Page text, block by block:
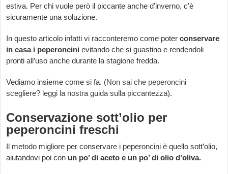
estiva. Per chi vuole però il piccante anche d’inverno, c’è
sicuramente una soluzione.
In questo articolo infatti vi racconteremo come poterconservare
in casa i peperoncini evitando che si guastino e rendendoli
pronti all’uso anche durante la stagione fredda.
Vediamo insieme come si fa. (Non sai che peperoncini
scegliere? leggi la nostra guida sulla piccantezza).
Conservazione sott’olio per
peperoncini freschi
Il metodo migliore per conservare i peperoncini è quello sott’olio,
aiutandovi poi con un po’ di aceto e un po’ di olio d’oliva.